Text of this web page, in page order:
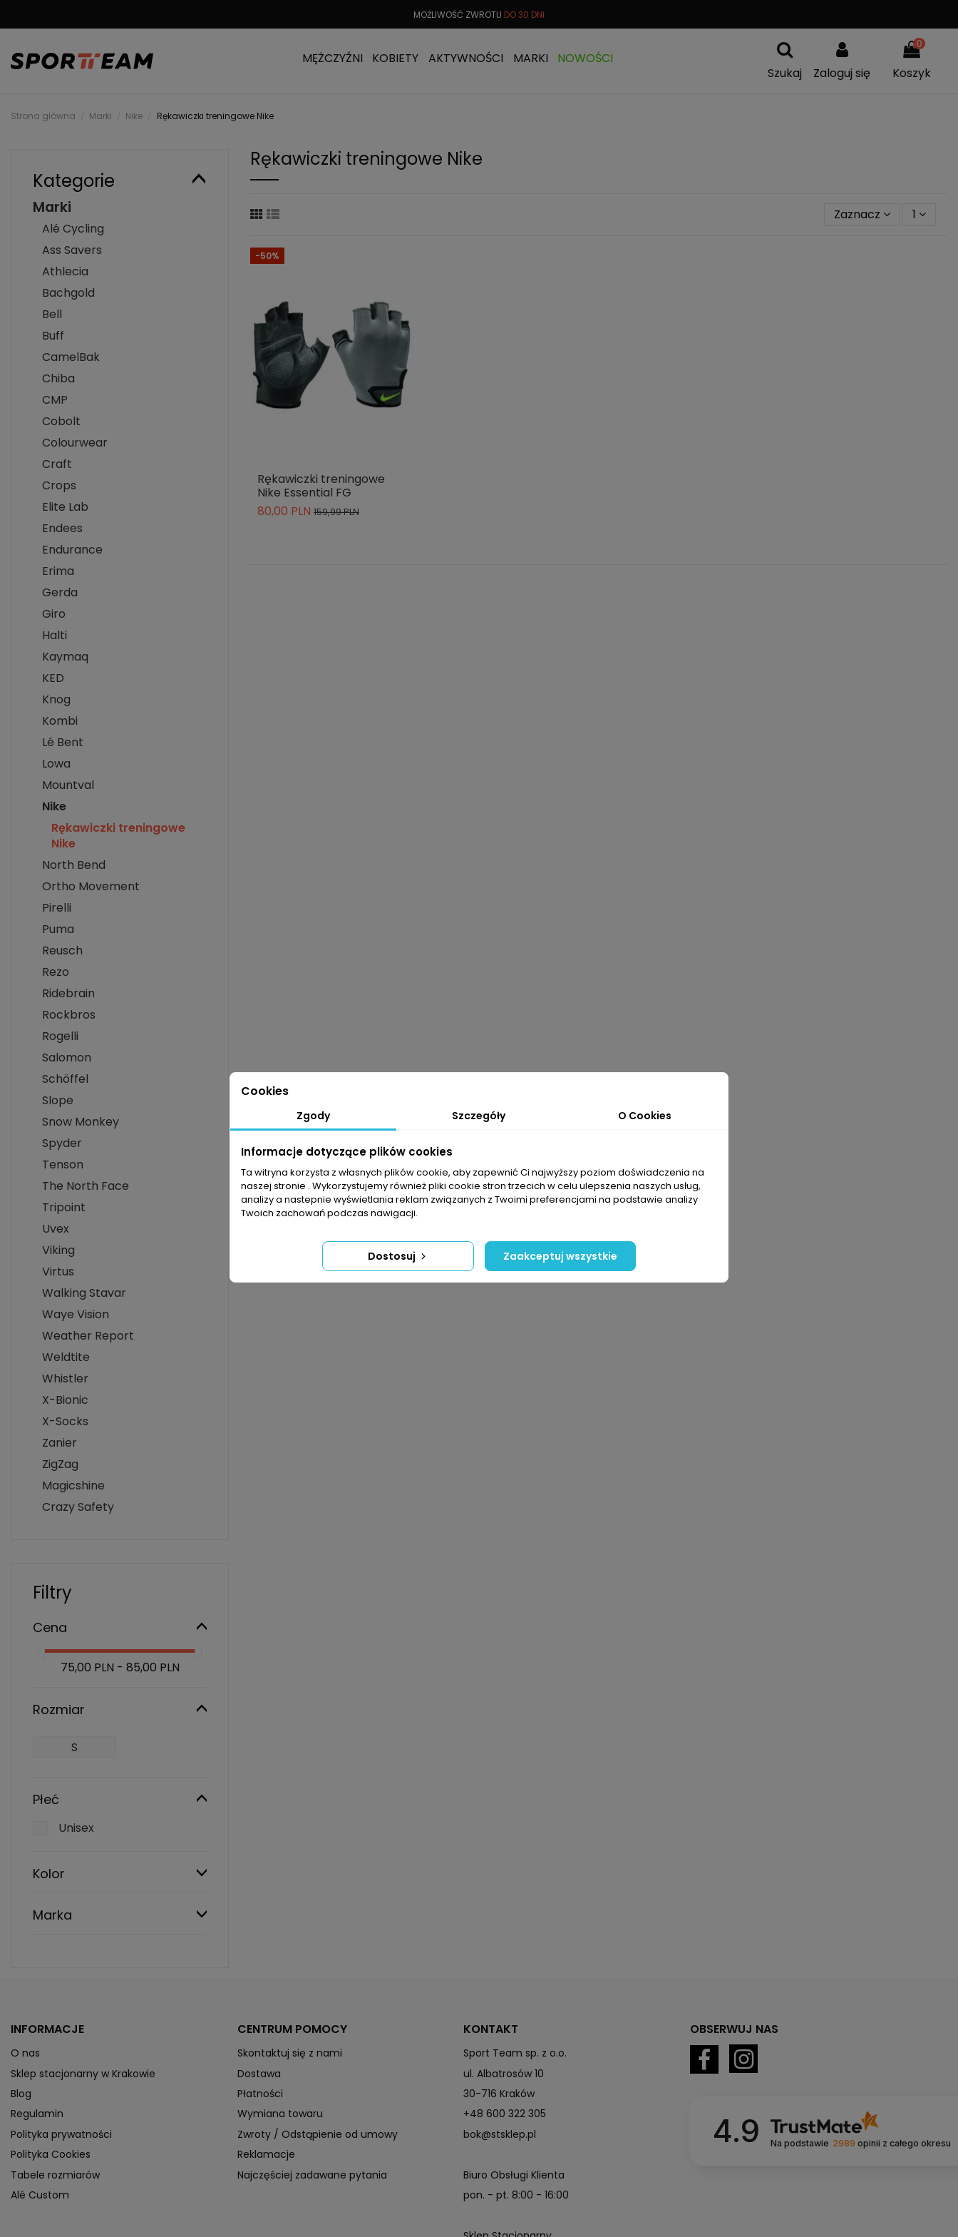
MOŻLIWOŚĆ ZWROTU DO 30 DNI
MĘŻCZYŹNI KOBIETY AKTYWNOŚCI MARKI
NOWOŚCI
Szukaj
Zaloguj się
0
Koszyk
Strona główna Marki Nike Rękawiczki treningowe Nike
Rękawiczki treningowe Nike
Zaznacz 1
-50%
Rękawiczki treningowe
Nike Essential FG
80,00 PLN 159,99 PLN
Kategorie
Marki
Alé Cycling
Ass Savers
Athlecia
Bachgold
Bell
Buff
CamelBak
Chiba
CMP
Cobolt
Colourwear
Craft
Crops
Elite Lab
Endees
Endurance
Erima
Gerda
Giro
Halti
Kaymaq
KED
Knog
Kombi
Lé Bent
Lowa
Mountval
Nike
Rękawiczki treningowe
Nike
North Bend
Ortho Movement
Pirelli
Puma
Reusch
Rezo
Ridebrain
Rockbros
Rogelli
Salomon
Schöffel
Slope
Snow Monkey
Spyder
Tenson
The North Face
Tripoint
Uvex
Viking
Virtus
Walking Stavar
Waye Vision
Weather Report
Weldtite
Whistler
X-Bionic
X-Socks
Zanier
ZigZag
Magicshine
Crazy Safety
Filtry
Cena
75,00 PLN - 85,00 PLN
Rozmiar
S
Płeć
Unisex
Kolor
Marka
INFORMACJE
O nas
Sklep stacjonarny w Krakowie
Blog
Regulamin
Polityka prywatności
Polityka Cookies
Tabele rozmiarów
Alé Custom
CENTRUM POMOCY
Skontaktuj się z nami
Dostawa
Płatności
Wymiana towaru
Zwroty / Odstąpienie od umowy
Reklamacje
Najczęściej zadawane pytania
KONTAKT
Sport Team sp. z o.o.
ul. Albatrosów 10
30-716 Kraków
+48 600 322 305
bok@stsklep.pl
Biuro Obsługi Klienta
pon. - pt. 8:00 - 16:00
Cookies
Zgody Szczegóły O Cookies
Informacje dotyczące plików cookies
Ta witryna korzysta z własnych plików cookie, aby zapewnić Ci najwyższy poziom doświadczenia na
naszej stronie . Wykorzystujemy również pliki cookie stron trzecich w celu ulepszenia naszych usług,
analizy a nastepnie wyświetlania reklam związanych z Twoimi preferencjami na podstawie analizy
Twoich zachowań podczas nawigacji.
Dostosuj Zaakceptuj wszystkie
OBSERWUJ NAS
4.9 Na podstawie 2989 opinii z całego okresu